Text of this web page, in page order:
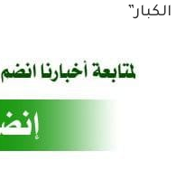
الكبار”